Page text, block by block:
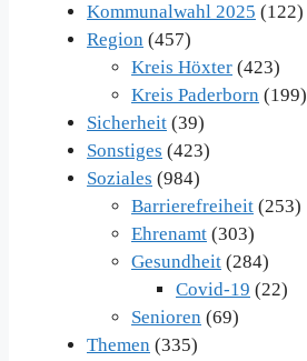
Kommunalwahl 2025 (122)
Region (457)
Kreis Höxter (423)
Kreis Paderborn (199)
Sicherheit (39)
Sonstiges (423)
Soziales (984)
Barrierefreiheit (253)
Ehrenamt (303)
Gesundheit (284)
Covid-19 (22)
Senioren (69)
Themen (335)